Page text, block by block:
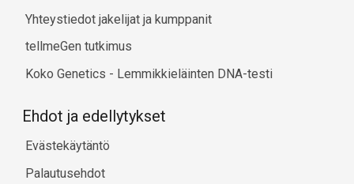
Yhteystiedot jakelijat ja kumppanit
tellmeGen tutkimus
Koko Genetics - Lemmikkieläinten DNA-testi
Ehdot ja edellytykset
Evästekäytäntö
Palautusehdot